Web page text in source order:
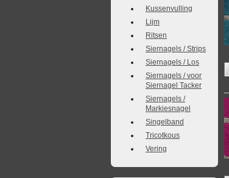
Kussenvulling
Lijm
Ritsen
Siernagels / Strips
Siernagels / Los
Siernagels / voor
Siernagel Tacker
Siernagels /
Markiesnagel
Singelband
Tricotkous
Vering